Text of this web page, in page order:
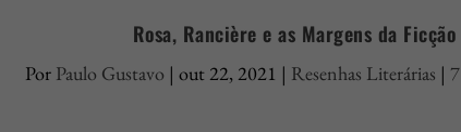
Rosa, Rancière e as Margens da Ficção
Por Paulo Gustavo | out 22, 2021 | Resenhas Literárias | 7